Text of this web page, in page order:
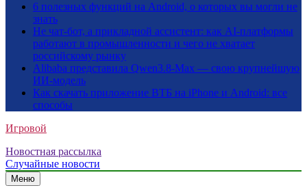
6 полезных функций на Android, о которых вы могли не
знать
Не чат-бот, а прикладной ассистент: как AI-платформы
работают в промышленности и чего не хватает
российскому рынку
Alibaba представила Qwen3.8-Max — свою крупнейшую
ИИ-модель
Как скачать приложение ВТБ на iPhone и Android: все
способы
Игровой
Новостная рассылка
Случайные новости
Меню